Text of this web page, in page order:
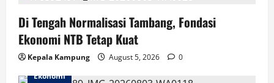
t
i
Di Tengah Normalisasi Tambang, Fondasi
Ekonomi NTB Tetap Kuat
Kepala Kampung August 5, 2026
0
Ekonomi